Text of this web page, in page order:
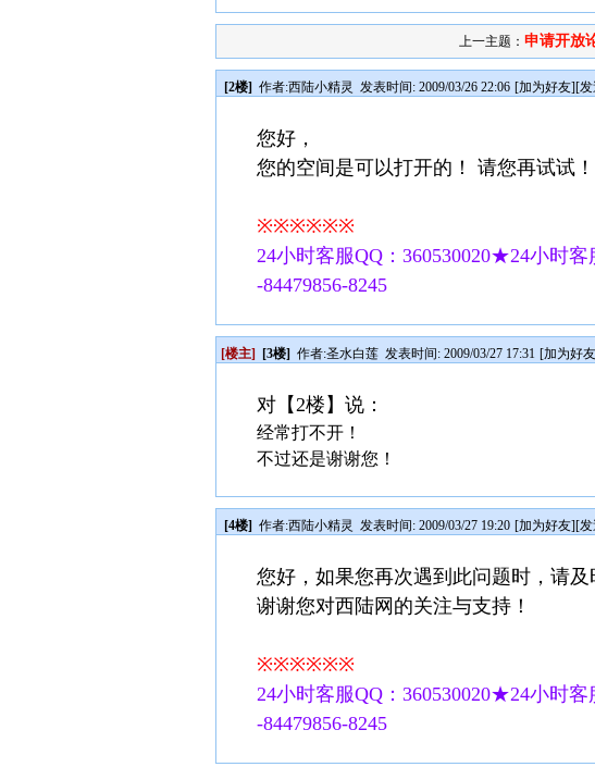
上一主题：申请开放
[2楼] 作者:西陆小精灵 发表时间: 2009/03/26 22:06 [加为好友][发
您好，
您的空间是可以打开的！ 请您再试试！
※※※※※※
24小时客服QQ：360530020★24小时
-84479856-8245
[楼主] [3楼] 作者:圣水白莲 发表时间: 2009/03/27 17:31 [加为好友
对【2楼】说：
经常打不开！
不过还是谢谢您！
[4楼] 作者:西陆小精灵 发表时间: 2009/03/27 19:20 [加为好友][发
您好，如果您再次遇到此问题时，请
谢谢您对西陆网的关注与支持！
※※※※※※
24小时客服QQ：360530020★24小时
-84479856-8245